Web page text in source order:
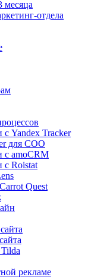
месяца
отдела
с Yandex Tracker
для СОО
с amoCRM
с Roistat
Quest
рекламе